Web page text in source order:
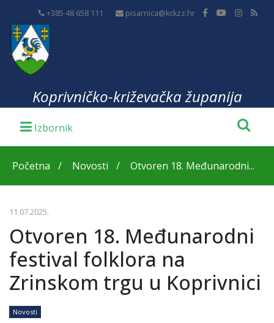
+385 48 658 111 pisarnica@kckzz.hr
Koprivničko-križevačka županija
Početna Novosti Otvoren 18. Međunarodni...
11.07.2025.
Otvoren 18. Međunarodni
festival folklora na
Zrinskom trgu u Koprivnici
Novosti